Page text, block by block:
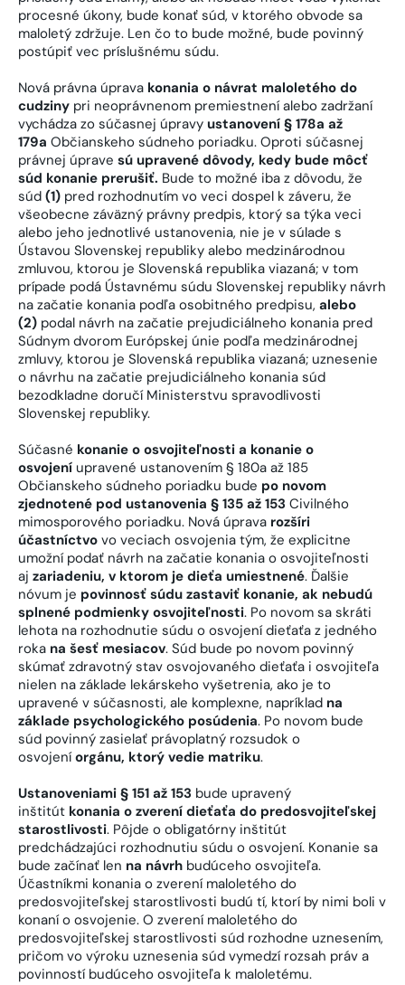
procesné úkony, bude konať súd, v ktorého obvode sa
maloletý zdržuje. Len čo to bude možné, bude povinný
postúpiť vec príslušnému súdu.
Nová právna úprava konania o návrat maloletého do
cudziny pri neoprávnenom premiestnení alebo zadržaní
vychádza zo súčasnej úpravy ustanovení § 178a až
179a Občianskeho súdneho poriadku. Oproti súčasnej
právnej úprave sú upravené dôvody, kedy bude môcť
súd konanie prerušiť. Bude to možné iba z dôvodu, že
súd (1) pred rozhodnutím vo veci dospel k záveru, že
všeobecne záväzný právny predpis, ktorý sa týka veci
alebo jeho jednotlivé ustanovenia, nie je v súlade s
Ústavou Slovenskej republiky alebo medzinárodnou
zmluvou, ktorou je Slovenská republika viazaná; v tom
prípade podá Ústavnému súdu Slovenskej republiky návrh
na začatie konania podľa osobitného predpisu, alebo
(2) podal návrh na začatie prejudiciálneho konania pred
Súdnym dvorom Európskej únie podľa medzinárodnej
zmluvy, ktorou je Slovenská republika viazaná; uznesenie
o návrhu na začatie prejudiciálneho konania súd
bezodkladne doručí Ministerstvu spravodlivosti
Slovenskej republiky.
Súčasné konanie o osvojiteľnosti a konanie o
osvojení upravené ustanovením § 180a až 185
Občianskeho súdneho poriadku bude po novom
zjednotené pod ustanovenia § 135 až 153 Civilného
mimosporového poriadku. Nová úprava rozšíri
účastníctvo vo veciach osvojenia tým, že explicitne
umožní podať návrh na začatie konania o osvojiteľnosti
aj zariadeniu, v ktorom je dieťa umiestnené. Ďalšie
nóvum je povinnosť súdu zastaviť konanie, ak nebudú
splnené podmienky osvojiteľnosti. Po novom sa skráti
lehota na rozhodnutie súdu o osvojení dieťaťa z jedného
roka na šesť mesiacov. Súd bude po novom povinný
skúmať zdravotný stav osvojovaného dieťaťa i osvojiteľa
nielen na základe lekárskeho vyšetrenia, ako je to
upravené v súčasnosti, ale komplexne, napríklad na
základe psychologického posúdenia. Po novom bude
súd povinný zasielať právoplatný rozsudok o
osvojeníorgánu, ktorý vedie matriku.
Ustanoveniami § 151 až 153 bude upravený
inštitút konania o zverení dieťaťa do predosvojiteľskej
starostlivosti. Pôjde o obligatórny inštitút
predchádzajúci rozhodnutiu súdu o osvojení. Konanie sa
bude začínať len na návrh budúceho osvojiteľa.
Účastníkmi konania o zverení maloletého do
predosvojiteľskej starostlivosti budú tí, ktorí by nimi boli v
konaní o osvojenie. O zverení maloletého do
predosvojiteľskej starostlivosti súd rozhodne uznesením,
pričom vo výroku uznesenia súd vymedzí rozsah práv a
povinností budúceho osvojiteľa k maloletému.